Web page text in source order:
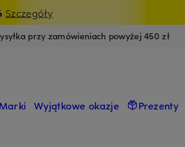
Szczegóły
przy zamówieniach powyżej 450 zł
Marki Wyjątkowe okazje Prezenty